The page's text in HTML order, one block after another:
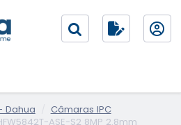
Dahua
Câmaras IPC
ASE-S2 8MP 2.8mm